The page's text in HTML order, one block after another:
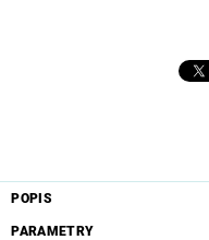
POPIS
PARAMETRY